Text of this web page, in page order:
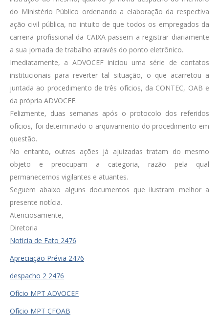
do Ministério Público ordenando a elaboração da respectiva
ação civil pública, no intuito de que todos os empregados da
carreira profissional da CAIXA passem a registrar diariamente
a sua jornada de trabalho através do ponto eletrônico.
Imediatamente, a ADVOCEF iniciou uma série de contatos
institucionais para reverter tal situação, o que acarretou a
juntada ao procedimento de três ofícios, da CONTEC, OAB e
da própria ADVOCEF.
Felizmente, duas semanas após o protocolo dos referidos
ofícios, foi determinado o arquivamento do procedimento em
questão.
No entanto, outras ações já ajuizadas tratam do mesmo
objeto e preocupam a categoria, razão pela qual
permanecemos vigilantes e atuantes.
Seguem abaixo alguns documentos que ilustram melhor a
presente notícia.
Atenciosamente,
Diretoria
Notícia de Fato 2476
Apreciação Prévia 2476
despacho 2 2476
Ofício MPT ADVOCEF
Ofício MPT CFOAB